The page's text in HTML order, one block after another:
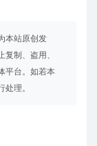
本站原创发
复制、盗用、
平台。如若本
处理。